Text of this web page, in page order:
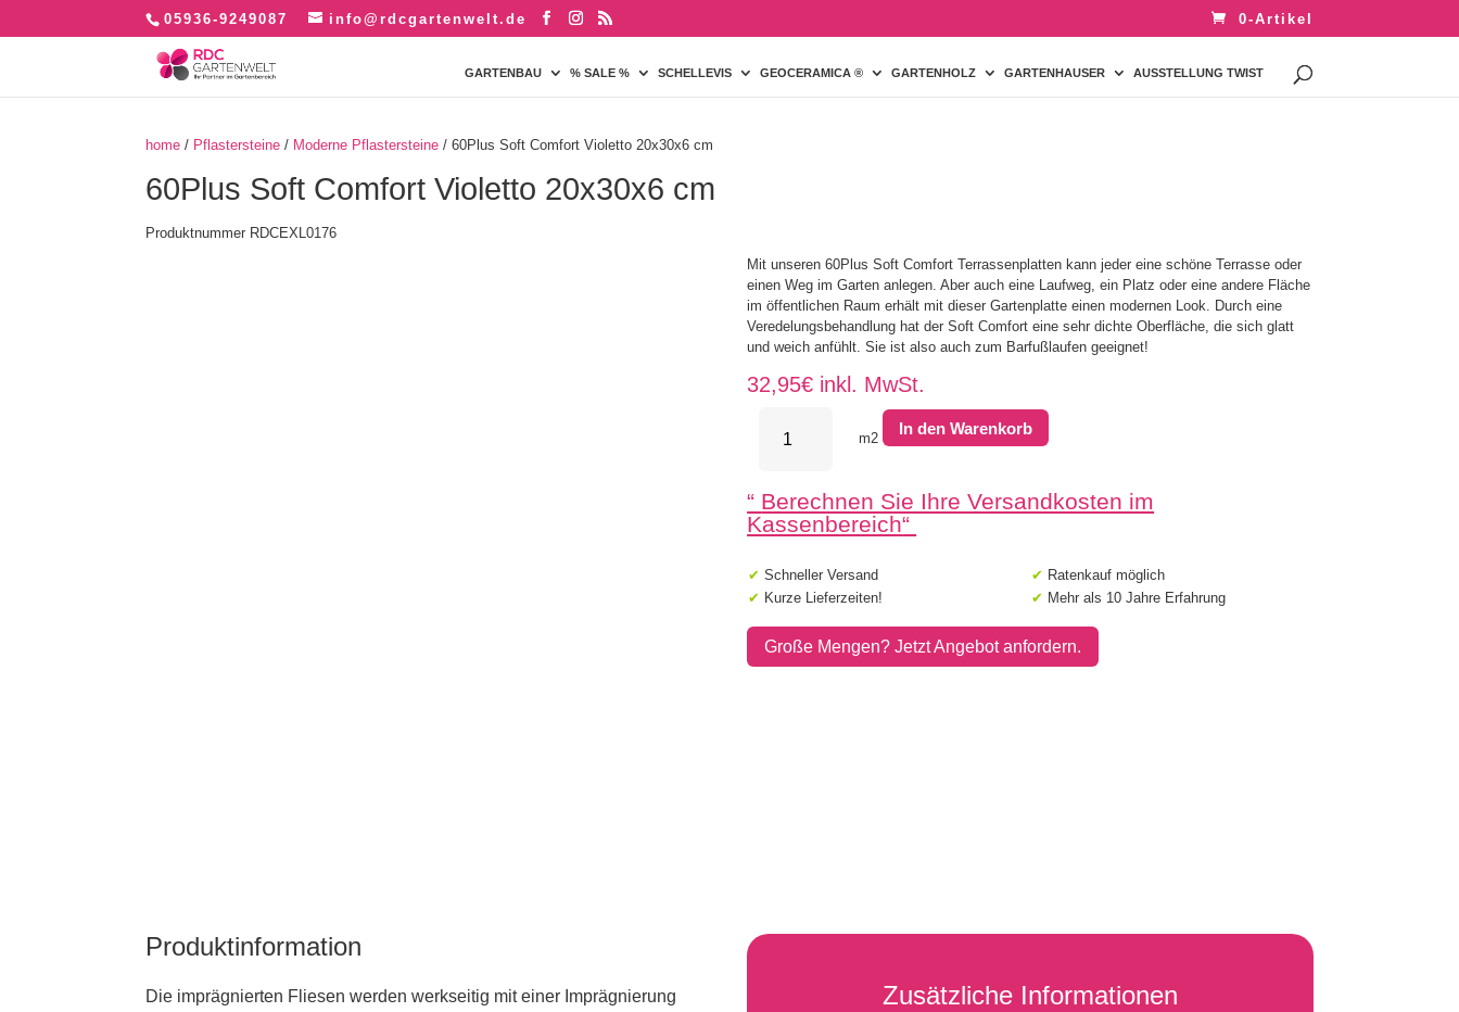
05936-9249087 info@rdcgartenwelt.de 0-Artikel
GARTENBAU % SALE % SCHELLEVIS GEOCERAMICA ® GARTENHOLZ GARTENHAUSER AUSSTELLUNG TWIST
home / Pflastersteine / Moderne Pflastersteine / 60Plus Soft Comfort Violetto 20x30x6 cm
60Plus Soft Comfort Violetto 20x30x6 cm
Produktnummer RDCEXL0176
Mit unseren 60Plus Soft Comfort Terrassenplatten kann jeder eine schöne Terrasse oder
einen Weg im Garten anlegen. Aber auch eine Laufweg, ein Platz oder eine andere Fläche
im öffentlichen Raum erhält mit dieser Gartenplatte einen modernen Look. Durch eine
Veredelungsbehandlung hat der Soft Comfort eine sehr dichte Oberfläche, die sich glatt
und weich anfühlt. Sie ist also auch zum Barfußlaufen geeignet!
32,95€ inkl. MwSt.
20x30x6
cm
Menge
m2
In den Warenkorb
“ Berechnen Sie Ihre Versandkosten im
Kassenbereich“
✔Schneller Versand ✔ Ratenkauf möglich
✔ Kurze Lieferzeiten! ✔ Mehr als 10 Jahre Erfahrung
Große Mengen? Jetzt Angebot anfordern.
Produktinformation
Die imprägnierten Fliesen werden werkseitig mit einer Imprägnierung
Zusätzliche Informationen